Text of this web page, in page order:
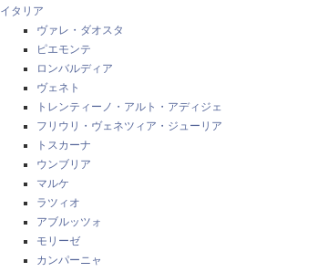
イタリア
ヴァレ・ダオスタ
ピエモンテ
ロンバルディア
ヴェネト
トレンティーノ・アルト・アディジェ
フリウリ・ヴェネツィア・ジューリア
トスカーナ
ウンブリア
マルケ
ラツィオ
アブルッツォ
モリーゼ
カンパーニャ